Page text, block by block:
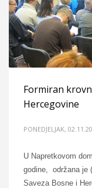
Formiran
Hercegovine
PONEDJELJAK,
U Napretkovom
godine, održana je
Saveza Bosne i